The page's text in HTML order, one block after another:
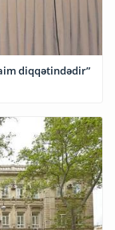
diqqətindədir”